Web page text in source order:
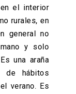
el interior
rurales, en
general no
y solo
una araña
de hábitos
verano. Es